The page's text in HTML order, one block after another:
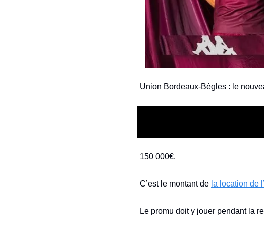
Union Bordeaux-Bègles : le
150 000€.
C’est le montant de la location de
Le promu doit y jouer pendant la